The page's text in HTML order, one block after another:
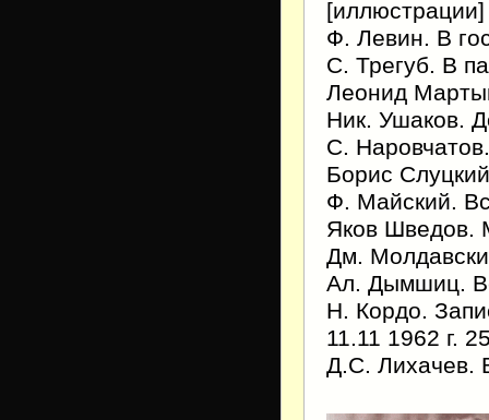
Ф. Левин. В
С. Трегуб. В
Леонид
Ник. Ушаков.
С.
Борис
Ф. Майский.
Яков Шведов.
Дм.
Ал. Дымшиц.
Н. Кордо.
11.11 1962 г.
Д.С. Лихачев.